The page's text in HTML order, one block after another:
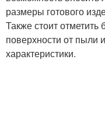
размеры готового
Также стоит отметить
поверхности от пыли
характеристики.